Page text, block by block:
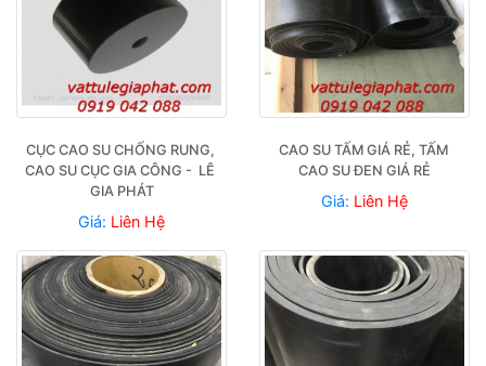
CỤC CAO SU CHỐNG RUNG,
CAO SU CỤC GIA CÔNG -  LÊ
GIA PHÁT
Giá: Liên Hệ
CAO SU TẤM GIÁ RẺ, TẤM
CAO SU ĐEN GIÁ RẺ
Giá: Liên Hệ